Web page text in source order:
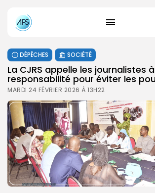
DÉPÊCHES SOCIÉTÉ
La CJRS appelle les journalistes
responsabilité pour éviter les
MARDI 24 FÉVRIER 2026 À 13H22